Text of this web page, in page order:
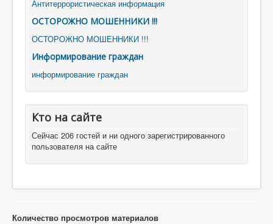
Антитеррористическая информация
ОСТОРОЖНО МОШЕННИКИ !!!
ОСТОРОЖНО МОШЕННИКИ !!!
Информирование граждан
информирование граждан
Кто на сайте
Сейчас 206 гостей и ни одного зарегистрированного
пользователя на сайте
Количество просмотров материалов